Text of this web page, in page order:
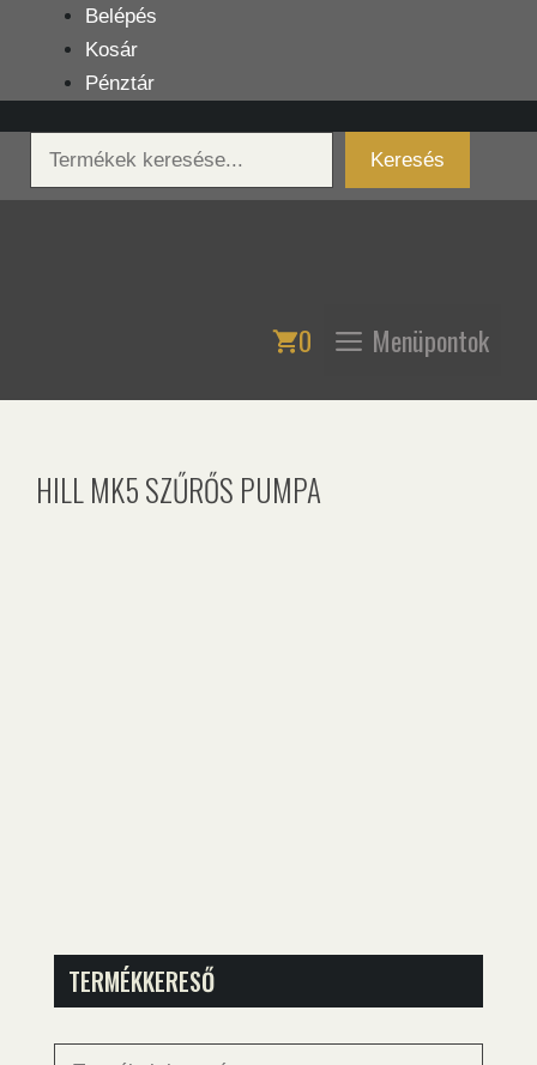
tartalomba
Belépés
Kosár
Pénztár
Keresés
Keresés
0 Menüpontok
HILL MK5 SZŰRŐS PUMPA
TERMÉKKERESŐ
Keresés